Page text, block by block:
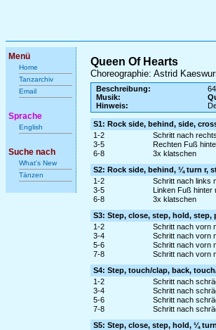
Menü
Home
Tanzarchiv
Email
Sprache
English
Suche nach
What's New
Tänzen
Queen Of Hearts
Choreographie: Astrid
Beschreibung:
Musik:
Hinweis:
S1: Rock side, behind, side,
1-2
Schritt nach
3-5
Rechten Fuß
6-8
3x klatschen
S2: Rock side, behind, ¼ turn r,
1-2
Schritt nach links
3-5
Linken Fuß hinter
6-8
3x klatschen
S3: Step, close, step, hold,
1-2
Schritt nach vorn
3-4
Schritt nach vorn
5-6
Schritt nach vorn
7-8
Schritt nach vorn
S4: Step, touch/clap, back,
1-2
Schritt nach
3-4
Schritt nach
5-6
Schritt nach
7-8
Schritt nach
S5: Step, close, step, hold, ¼